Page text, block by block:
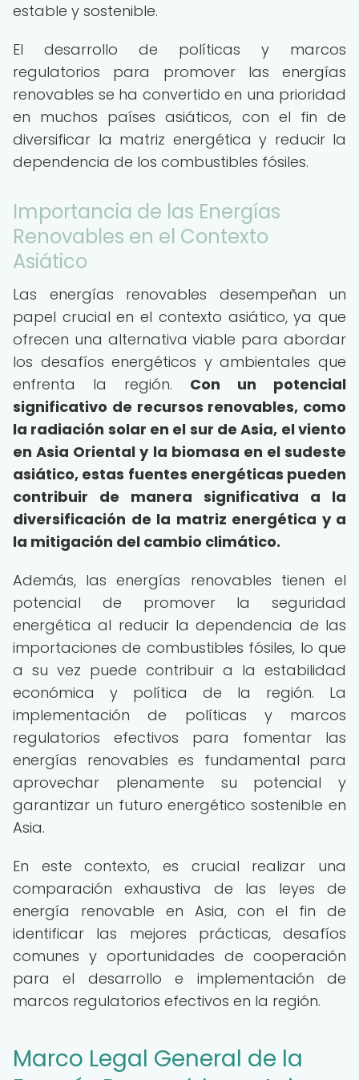
estable y sostenible.
El desarrollo de políticas y marcos
regulatorios para promover las energías
renovables se ha convertido en una prioridad
en muchos países asiáticos, con el fin de
diversificar la matriz energética y reducir la
dependencia de los combustibles fósiles.
Importancia de las Energías
Renovables en el Contexto
Asiático
Las energías renovables desempeñan un
papel crucial en el contexto asiático, ya que
ofrecen una alternativa viable para abordar
los desafíos energéticos y ambientales que
enfrenta la región. Con un potencial
significativo de recursos renovables, como
la radiación solar en el sur de Asia, el viento
en Asia Oriental y la biomasa en el sudeste
asiático, estas fuentes energéticas pueden
contribuir de manera significativa a la
diversificación de la matriz energética y a
la mitigación del cambio climático.
Además, las energías renovables tienen el
potencial de promover la seguridad
energética al reducir la dependencia de las
importaciones de combustibles fósiles, lo que
a su vez puede contribuir a la estabilidad
económica y política de la región. La
implementación de políticas y marcos
regulatorios efectivos para fomentar las
energías renovables es fundamental para
aprovechar plenamente su potencial y
garantizar un futuro energético sostenible en
Asia.
En este contexto, es crucial realizar una
comparación exhaustiva de las leyes de
energía renovable en Asia, con el fin de
identificar las mejores prácticas, desafíos
comunes y oportunidades de cooperación
para el desarrollo e implementación de
marcos regulatorios efectivos en la región.
Marco Legal General de la